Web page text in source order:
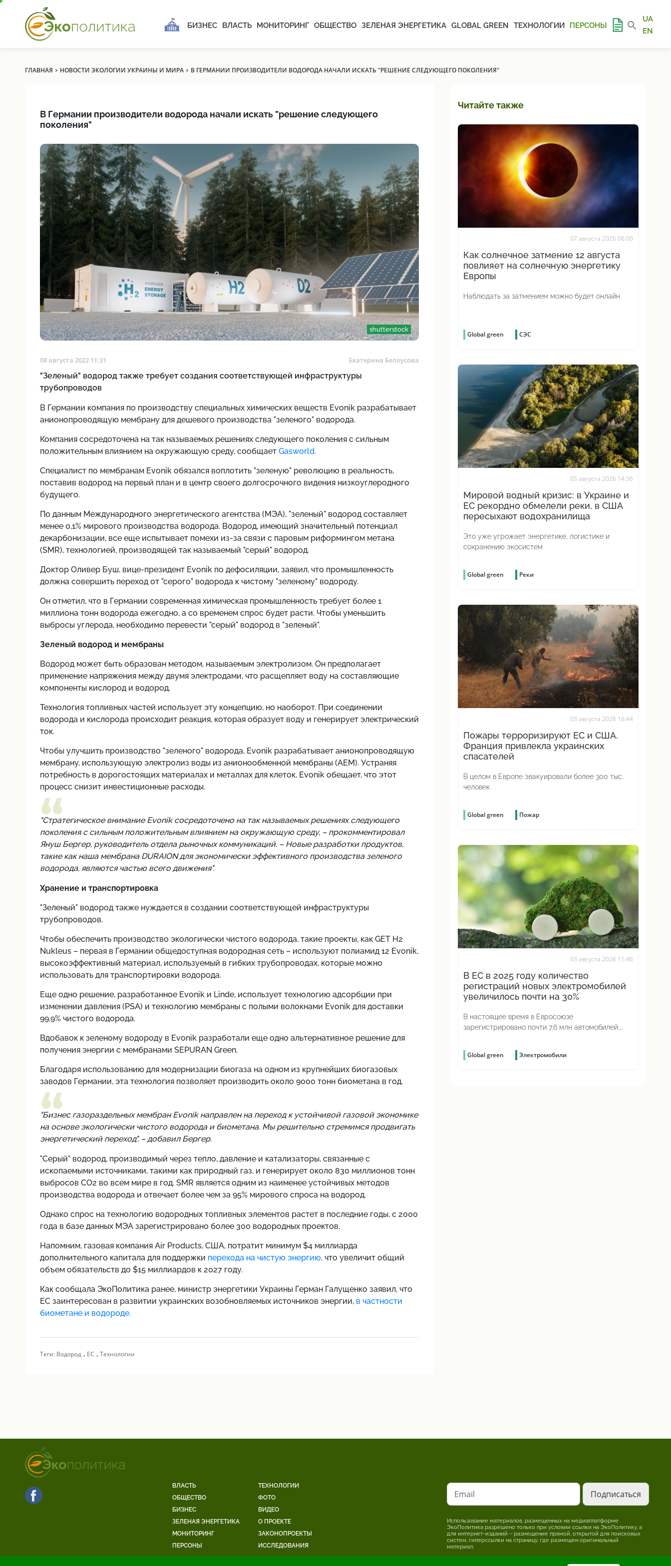
БИЗНЕС ВЛАСТЬ МОНИТОРИНГ ОБЩЕСТВО ЗЕЛЕНАЯ ЭНЕРГЕТИКА GLOBAL GREEN ТЕХНОЛОГИИ ПЕРСОНЫ
UA
EN
ГЛАВНАЯ › НОВОСТИ ЭКОЛОГИИ УКРАИНЫ И МИРА› В ГЕРМАНИИ ПРОИЗВОДИТЕЛИ ВОДОРОДА НАЧАЛИ ИСКАТЬ "РЕШЕНИЕ СЛЕДУЮЩЕГО ПОКОЛЕНИЯ"
В Германии производители водорода начали искать "решение следующего
поколения"
shutterstock
08 августа 2022 11:31 Екатерина Белоусова
"Зеленый" водород также требует создания соответствующей инфраструктуры
трубопроводов
В Германии компания по производству специальных химических веществ Evonik разрабатывает
анионопроводящую мембрану для дешевого производства "зеленого" водорода.
Компания сосредоточена на так называемых решениях следующего поколения с сильным
положительным влиянием на окружающую среду, сообщает Gasworld.
Специалист по мембранам Evonik обязался воплотить "зеленую" революцию в реальность,
поставив водород на первый план и в центр своего долгосрочного видения низкоуглеродного
будущего.
По данным Международного энергетического агентства (МЭА), "зеленый" водород составляет
менее 0,1% мирового производства водорода. Водород, имеющий значительный потенциал
декарбонизации, все еще испытывает помехи из-за связи с паровым риформингом метана
(SMR), технологией, производящей так называемый "серый" водород.
Доктор Оливер Буш, вице-президент Evonik по дефосиляции, заявил, что промышленность
должна совершить переход от "серого" водорода к чистому "зеленому" водороду.
Он отметил, что в Германии современная химическая промышленность требует более 1
миллиона тонн водорода ежегодно, а со временем спрос будет расти. Чтобы уменьшить
выбросы углерода, необходимо перевести "серый" водород в "зеленый".
Зеленый водород и мембраны
Водород может быть образован методом, называемым электролизом. Он предполагает
применение напряжения между двумя электродами, что расщепляет воду на составляющие
компоненты кислород и водород.
Технология топливных частей использует эту концепцию, но наоборот. При соединении
водорода и кислорода происходит реакция, которая образует воду и генерирует электрический
ток.
Чтобы улучшить производство "зеленого" водорода, Evonik разрабатывает анионопроводящую
мембрану, использующую электролиз воды из анионообменной мембраны (AEM). Устраняя
потребность в дорогостоящих материалах и металлах для клеток, Evonik обещает, что этот
процесс снизит инвестиционные расходы.
"Стратегическое внимание Evonik сосредоточено на так называемых решениях следующего
поколения с сильным положительным влиянием на окружающую среду, – прокомментировал
Януш Бергер, руководитель отдела рыночных коммуникаций. – Новые разработки продуктов,
такие как наша мембрана DURAION для экономически эффективного производства зеленого
водорода, являются частью всего движения".
Хранение и транспортировка
"Зеленый" водород также нуждается в создании соответствующей инфраструктуры
трубопроводов.
Чтобы обеспечить производство экологически чистого водорода, такие проекты, как GET H2
Nukleus – первая в Германии общедоступная водородная сеть – используют полиамид 12 Evonik,
высокоэффективный материал, используемый в гибких трубопроводах, которые можно
использовать для транспортировки водорода.
Еще одно решение, разработанное Evonik и Linde, использует технологию адсорбции при
изменении давления (PSA) и технологию мембраны с полыми волокнами Evonik для доставки
99,9% чистого водорода.
Вдобавок к зеленому водороду в Evonik разработали еще одно альтернативное решение для
получения энергии с мембранами SEPURAN Green.
Благодаря использованию для модернизации биогаза на одном из крупнейших биогазовых
заводов Германии, эта технология позволяет производить около 9000 тонн биометана в год.
"Бизнес газораздельных мембран Evonik направлен на переход к устойчивой газовой экономике
на основе экологически чистого водорода и биометана. Мы решительно стремимся продвигать
энергетический переход", – добавил Бергер.
"Серый" водород, производимый через тепло, давление и катализаторы, связанные с
ископаемыми источниками, такими как природный газ, и генерирует около 830 миллионов тонн
выбросов CO2 во всем мире в год. SMR является одним из наименее устойчивых методов
производства водорода и отвечает более чем за 95% мирового спроса на водород.
Однако спрос на технологию водородных топливных элементов растет в последние годы, с 2000
года в базе данных МЭА зарегистрировано более 300 водородных проектов.
Напомним, газовая компания Air Products, США, потратит минимум $4 миллиарда
дополнительного капитала для поддержки перехода на чистую энергию, что увеличит общий
объем обязательств до $15 миллиардов к 2027 году.
Как сообщала ЭкоПолитика ранее, министр энергетики Украины Герман Галущенко заявил, что
ЕС заинтересован в развитии украинских возобновляемых источников энергии, в частности
биометане и водороде.
Теги: Водород, ЕС , Технологии
Читайте также
07 августа 2026 06:00
Как солнечное затмение 12 августа
повлияет на солнечную энергетику
Европы
Наблюдать за затмением можно будет онлайн
Global green СЭС
05 августа 2026 14:36
Мировой водный кризис: в Украине и
ЕС рекордно обмелели реки, в США
пересыхают водохранилища
Это уже угрожает энергетике, логистике и
сохранению экосистем
Global green Реки
03 августа 2026 16:44
Пожары терроризируют ЕС и США.
Франция привлекла украинских
спасателей
В целом в Европе эвакуировали более 300 тыс.
человек
Global green Пожар
03 августа 2026 11:46
В ЕС в 2025 году количество
регистраций новых электромобилей
увеличилось почти на 30%
В настоящее время в Евросоюзе
зарегистрировано почти 7,6 млн автомобилей,
Global green Электромобили
ВЛАСТЬ
ОБЩЕСТВО
БИЗНЕС
ЗЕЛЕНАЯ ЭНЕРГЕТИКА
МОНИТОРИНГ
ПЕРСОНЫ
ТЕХНОЛОГИИ
ФОТО
ВИДЕО
О ПРОЕКТЕ
ЗАКОНОПРОЕКТЫ
ИССЛЕДОВАНИЯ
Email
Использование материалов, размещенных на медиаплатформе
ЭкоПолитика разрешено только при условии ссылки на ЭкоПолитику, а
для интернет-изданий – размещение прямой, открытой для поисковых
систем, гиперссылки на страницу, где размещен оригинальный
материал.